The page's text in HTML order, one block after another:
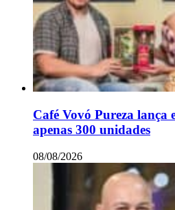
Café Vovó Pureza lança
apenas 300 unidades
08/08/2026